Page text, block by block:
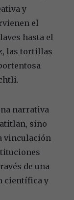
y
el
hasta el
las tortillas
narrativa
sino
vinculación
de una
científica y